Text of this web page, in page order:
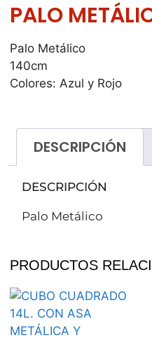
PALO
Palo Metálico
140cm
Colores: Azul y Rojo
DESCRIPCIÓN
DESCRIPCIÓN
Palo Metálico
PRODUCTOS